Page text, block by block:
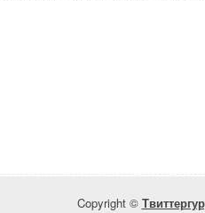
Copyright ©